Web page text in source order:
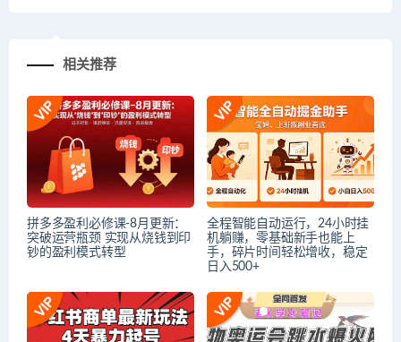
相关推荐
拼多多盈利必修课-8月更新：
突破运营瓶颈 实现从烧钱到印
钞的盈利模式转型
全程智能自动运行，24小时挂
机躺赚，零基础新手也能上
手，碎片时间轻松增收，稳定
日入500+